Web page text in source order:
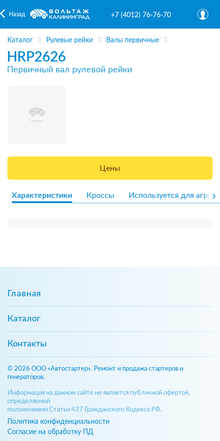
Назад +7 (4012) 76-76-70
Каталог Рулевые рейки Валы первичные
HRP2626
Первичный вал рулевой рейки
Цены
Характеристики Кроссы Используется для
Главная
Каталог
Контакты
© 2026 ООО «Автостартер». Ремонт и продажа стартеров и
генераторов.
Информация на данном сайте не является публичной офертой,
определяемой
положениями Статьи 437 Гражданского Кодекса РФ.
Политика конфиденциальности
Согласие на обработку ПД